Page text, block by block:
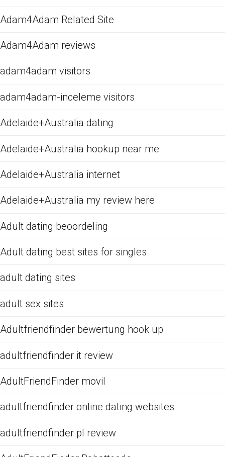
Adam4Adam Related Site
Adam4Adam reviews
adam4adam visitors
adam4adam-inceleme visitors
Adelaide+Australia dating
Adelaide+Australia hookup near me
Adelaide+Australia internet
Adelaide+Australia my review here
Adult dating beoordeling
Adult dating best sites for singles
adult dating sites
adult sex sites
Adultfriendfinder bewertung hook up
adultfriendfinder it review
AdultFriendFinder movil
adultfriendfinder online dating websites
adultfriendfinder pl review